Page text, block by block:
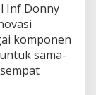
Inf Donny
komponen
sama-